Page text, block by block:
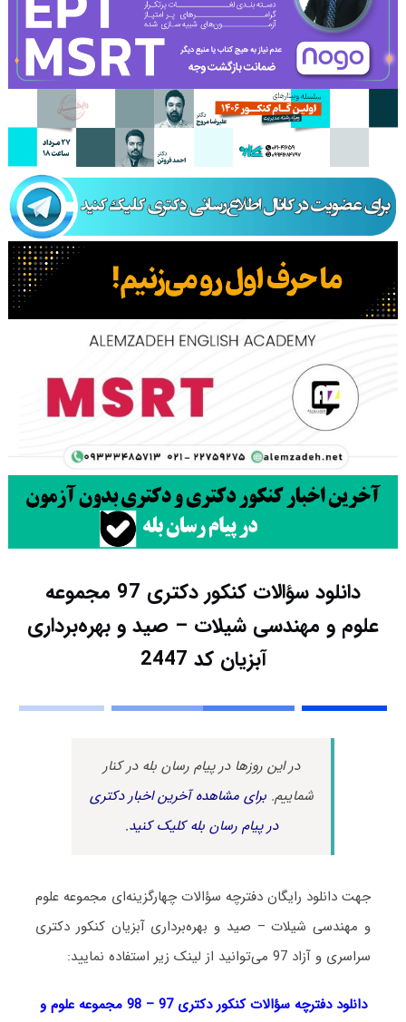
دانلود سؤالات کنکور دکتری 97 مجموعه
علوم و مهندسی شیلات – صید و بهره‌برداری
آبزیان کد 2447
در این روزها در پیام رسان بله در کنار
شماییم.برای مشاهده آخرین اخبار دکتری
در پیام رسان بله کلیک کنید.
جهت دانلود رایگان دفترچه سؤالات چهارگزینه‌ای مجموعه علوم
و مهندسی شیلات – صید و بهره‌برداری آبزیان کنکور دکتری
سراسری و آزاد 97 می‌توانید از لینک زیر استفاده نمایید:
دانلود دفترچه سؤالات کنکور دکتری 97 – 98 مجموعه علوم و